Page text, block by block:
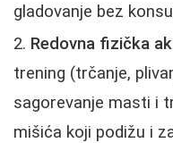
gladovanje bez
Redovna fizička
trening (trčanje,
sagorevanje masti i
mišića koji podižu i